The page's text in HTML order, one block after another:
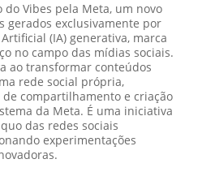
Vibes pela Meta, um novo
gerados exclusivamente por
(IA) generativa, marca
no campo das mídias sociais.
ao transformar conteúdos
rede social própria,
compartilhamento e criação
da Meta. É uma iniciativa
das redes sociais
experimentações